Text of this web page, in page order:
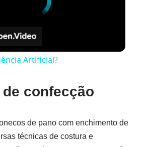
Artificial?
confecção
de pano com enchimento de
técnicas de costura e